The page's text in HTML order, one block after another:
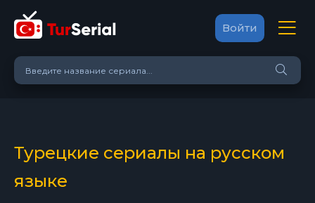
Войти
Турецкие сериалы на русском
языке